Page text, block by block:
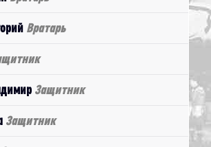
Вратарь
Защитник
Защитник